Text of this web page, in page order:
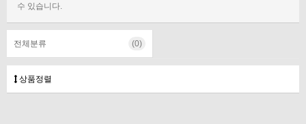
수 있습니다.
전체분류 (0)
상품정렬